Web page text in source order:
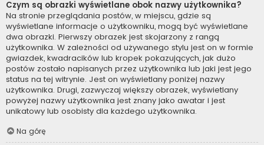
Czym są obrazki wyświetlane obok nazwy użytkownika?
Na stronie przeglądania postów, w miejscu, gdzie są
wyświetlane informacje o użytkowniku, mogą być wyświetlane
dwa obrazki. Pierwszy obrazek jest skojarzony z rangą
użytkownika. W zależności od używanego stylu jest on w formie
gwiazdek, kwadracików lub kropek pokazujących, jak dużo
postów zostało napisanych przez użytkownika lub jaki jest jego
status na tej witrynie. Jest on wyświetlany poniżej nazwy
użytkownika. Drugi, zazwyczaj większy obrazek, wyświetlany
powyżej nazwy użytkownika jest znany jako awatar i jest
unikatowy lub osobisty dla każdego użytkownika.
Na górę